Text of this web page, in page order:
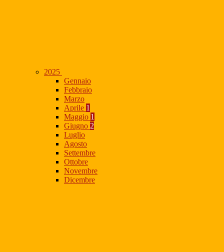
2025
Gennaio
Febbraio
Marzo
Aprile 1
Maggio 1
Giugno 2
Luglio
Agosto
Settembre
Ottobre
Novembre
Dicembre